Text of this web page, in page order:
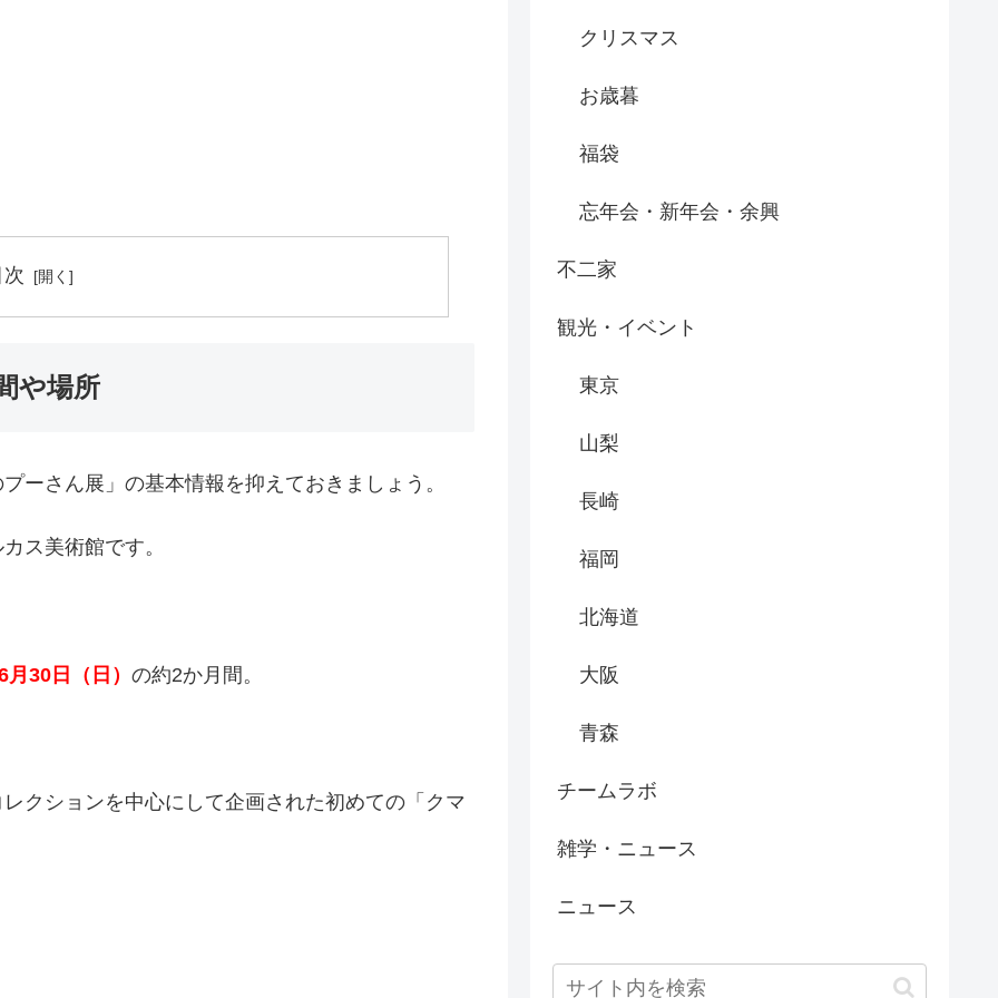
や場所
ーさん展」の基本情報を抑えておきましょう。
ス美術館です。
30日（日） の約2か月間。
クションを中心にして企画された初めての「クマ
クリスマス
お歳暮
福袋
忘年会・新年会・余興
不二家
観光・イベント
東京
山梨
長崎
福岡
北海道
大阪
青森
チームラボ
雑学・ニュース
ニュース